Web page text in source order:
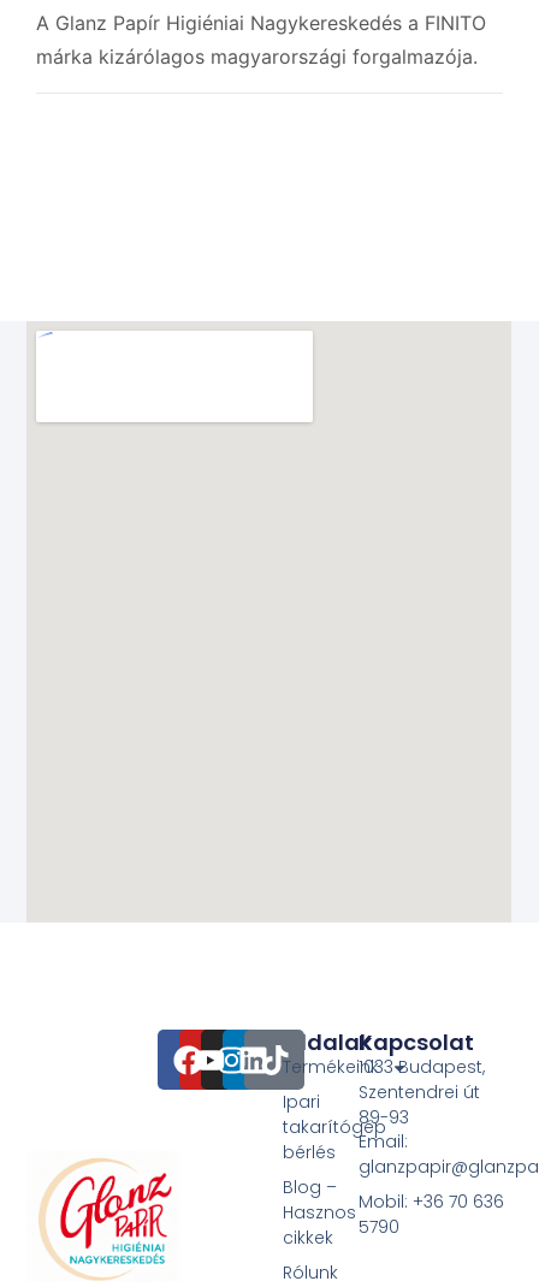
A Glanz Papír Higiéniai Nagykereskedés a FINITO
márka kizárólagos magyarországi forgalmazója.
Oldalak
Termékeink
Ipari
takarítógép
bérlés
Blog –
Hasznos
cikkek
Rólunk
Kapcsolat
1033 Budapest,
Szentendrei út
89-93
Email:
Mobil: +36 70 636
5790